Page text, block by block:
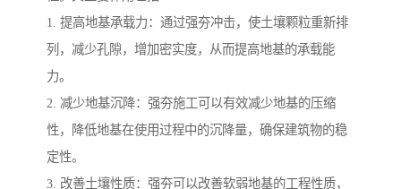
1. 提高地基承载力：通过强夯冲击，使土壤颗粒重新排
列，减少孔隙，增加密实度，从而提高地基的承载能
力。
2. 减少地基沉降：强夯施工可以有效减少地基的压缩
性，降低地基在使用过程中的沉降量，确保建筑物的稳
定性。
3. 改善土壤性质：强夯可以改善软弱地基的工程性质，